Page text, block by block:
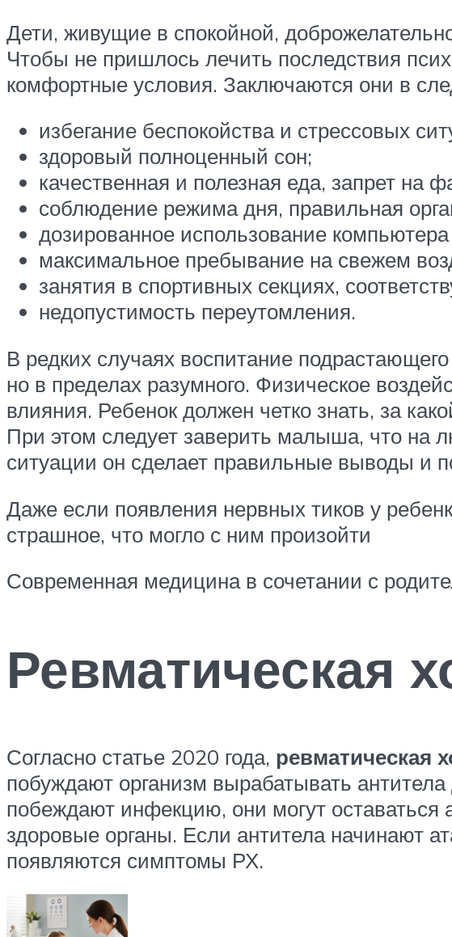
Дети, живущие в спокойной,
Чтобы не пришлось лечить последствия
комфортные условия. Заключаются они в
избегание беспокойства и стрессовых
здоровый полноценный сон;
качественная и полезная еда, запрет
соблюдение режима дня, правильная
дозированное использование
максимальное пребывание на свежем
занятия в спортивных секциях,
недопустимость переутомления.
В редких случаях воспитание
но в пределах разумного. Физическое
влияния. Ребенок должен четко знать, за
При этом следует заверить малыша, что на
ситуации он сделает правильные выводы и
Даже если появления нервных тиков у
страшное, что могло с ним произойти
Современная медицина в сочетании с
Ревматическая
Согласно статье 2020 года, ревматическая
побуждают организм вырабатывать
побеждают инфекцию, они могут
здоровые органы. Если антитела начинают
появляются симптомы РХ.